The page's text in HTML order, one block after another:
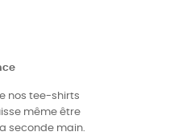
nos tee-shirts
même être
seconde main.